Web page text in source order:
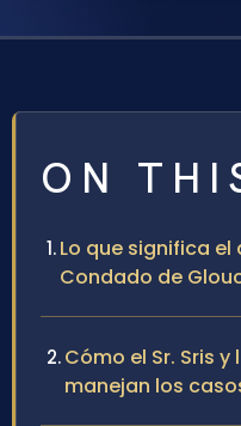
ON
Lo que significa
Condado de
Cómo el Sr. Sris
manejan los